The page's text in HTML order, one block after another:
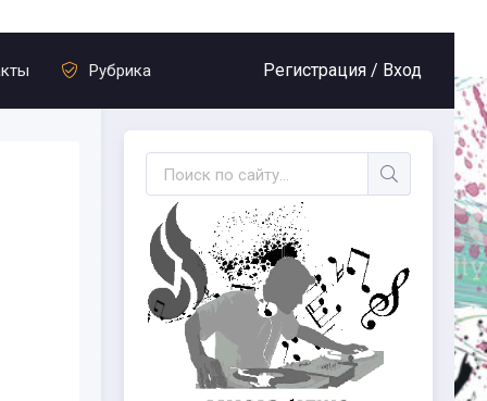
Рубрика Регистрация / Вход